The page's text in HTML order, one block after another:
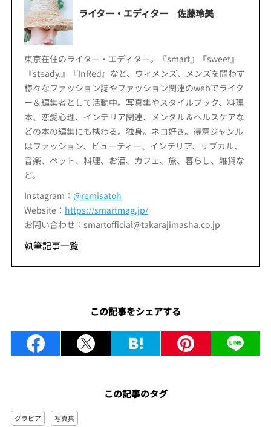
ライター・エディター 佐藤玲美
東京在住のライター・エディター。『smart』『sweet』
『steady.』『InRed』など、ウィメンズ、メンズを問わず
様々なファッション誌やファッション関連のwebでライタ
ー＆編集者として活動中。写真集やスタイルブック、料理
本、恋愛心理、インテリア関連、メンタル＆ヘルスケアな
どの本の編集にも携わる。独身。ネコ好き。得意ジャンル
はファッション、ビューティー、インテリア、サブカル、
音楽、ペット、料理、お酒、カフェ、旅、暮らし、雑貨な
ど。
Instagram： @remisatoh
Website： https://smartmag.jp/
お問い合わせ：smartofficial@takarajimasha.co.jp
執筆記事一覧
この記事をシェアする
この記事のタグ
グラビア 写真集